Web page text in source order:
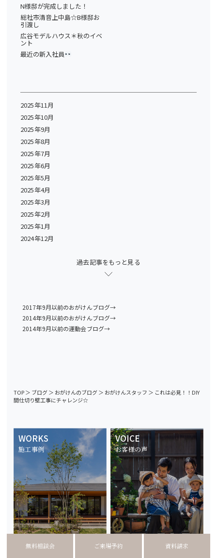
N様邸が完成しました！
総社市清音上中島☆B様邸お
引渡し
広谷モデルハウス＊秋のイベ
ント
最近の新入社員
2025年11月
2025年10月
2025年9月
2025年8月
2025年7月
2025年6月
2025年5月
2025年4月
2025年3月
2025年2月
2025年1月
2024年12月
過去記事をもっと見る
2017年9月以前のおがけんブログ→
2014年9月以前のおがけんブログ→
2014年9月以前の運動会ブログ→
TOP＞ ブログ＞ おがけんのブログ＞ おがけんスタッフ ＞ これは必見！！DIY
間仕切り壁工事にチャレンジ☆
WORKS
施工事例
VOICE
お客様の声
無料相談会 ご来場予約 資料請求